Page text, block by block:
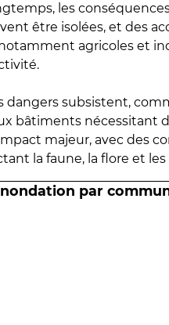
les
être isolées, et des
agricoles et
dangers subsistent,
bâtiments nécessitant
majeur, avec des
la faune, la flore et les
par